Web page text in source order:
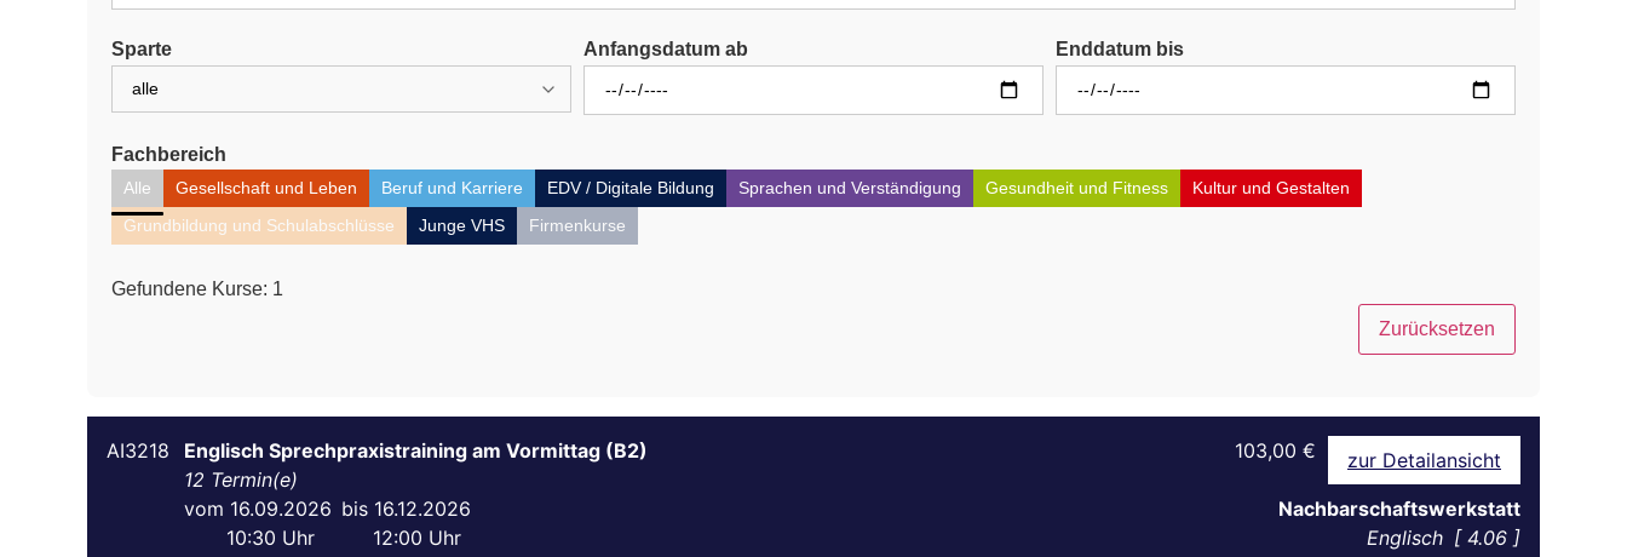
Sparte Anfangsdatum ab Enddatum bis
Fachbereich
Alle Gesellschaft und Leben Beruf und Karriere EDV / Digitale Bildung Sprachen und Verständigung Gesundheit und Fitness
Kultur und Gestalten
Grundbildung und Schulabschlüsse
Junge VHS Firmenkurse
Gefundene Kurse: 1
Zurücksetzen
Englisch Sprechpraxistraining am Vormittag (B2)
AI3218
zur Detailansicht
12
16.09.2026
10:30
16.12.2026
12:00
Nachbarschaftswerkstatt
4.06
Englisch
103,00 €